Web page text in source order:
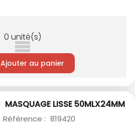
0 unité(s)
Ajouter au panier
MASQUAGE LISSE 50MLX24MM
Référence : 819420